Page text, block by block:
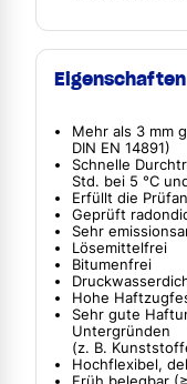
Eigenschaften
Mehr als 3 mm
DIN EN 14891)
Schnelle
Std. bei 5 °C
Erfüllt die
Geprüft
Sehr
Lösemittelfrei
Bitumenfrei
Hohe
Sehr gute
Untergründen
(z. B.
Hochflexibel,